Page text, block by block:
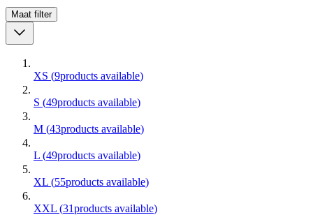
Maat filter
XS (9products available)
S (49products available)
M (43products available)
L (49products available)
XL (55products available)
XXL (31products available)